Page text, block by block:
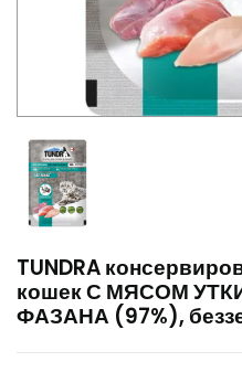
TUNDRA
кошек С МЯСОМ
ФАЗАНА (97%),